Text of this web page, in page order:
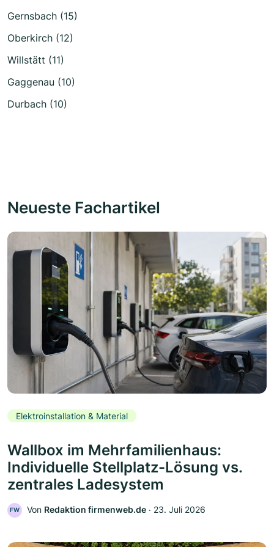
Gernsbach (15)
Oberkirch (12)
Willstätt (11)
Gaggenau (10)
Durbach (10)
Neueste Fachartikel
Elektroinstallation & Material
Wallbox im Mehrfamilienhaus:
Individuelle Stellplatz-Lösung vs.
zentrales Ladesystem
FW Von Redaktion firmenweb.de ‧ 23. Juli 2026